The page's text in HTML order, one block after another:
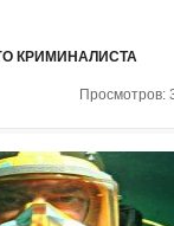
КРИМИНАЛИСТА
Просмотров: